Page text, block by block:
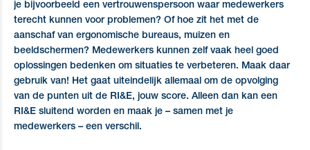
je bijvoorbeeld een vertrouwenspersoon waar medewerkers
terecht kunnen voor problemen? Of hoe zit het met de
aanschaf van ergonomische bureaus, muizen en
beeldschermen? Medewerkers kunnen zelf vaak heel goed
oplossingen bedenken om situaties te verbeteren. Maak daar
gebruik van! Het gaat uiteindelijk allemaal om de opvolging
van de punten uit de RI&E, jouw score. Alleen dan kan een
RI&E sluitend worden en maak je – samen met je
medewerkers – een verschil.